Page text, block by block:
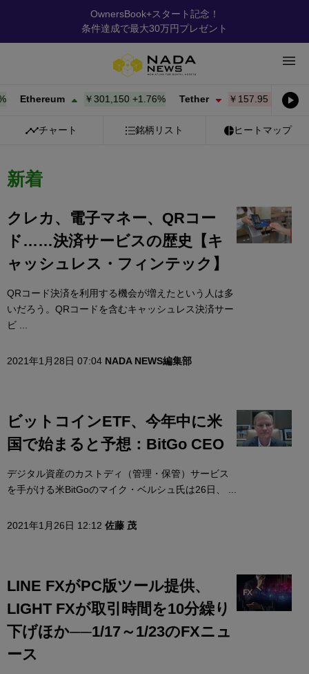
OwnersBook+スタート記念！
条件達成で最大30万円プレゼント
￥301,150 +1.76% Tether ￥157.95-0.02%
チャート 銘柄リスト ヒートマップ
新着
クレカ、電子マネー、QRコー
ド……決済サービスの歴史【キ
ャッシュレス・フィンテック】
QRコード決済を利用する機会が増えたという人は多
いだろう。QRコードを含むキャッシュレス決済サー
ビ ...
2021年1月28日 07:04 NADA NEWS編集部
ビットコインETF、今年中に米
国で始まると予想：BitGo CEO
デジタル資産のカストディ（管理・保管）サービス
を手がける米BitGoのマイク・ベルシュ氏は26日、 ...
2021年1月26日 12:12 佐藤 茂
LINE FXがPC版ツール提供、
LIGHT FXが取引時間を10分繰り
下げほか──1/17～1/23のFXニュ
ース